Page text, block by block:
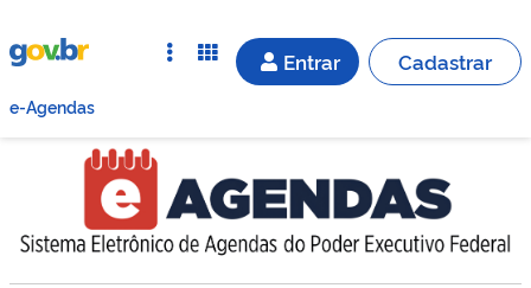
Entrar Cadastrar
e-Agendas